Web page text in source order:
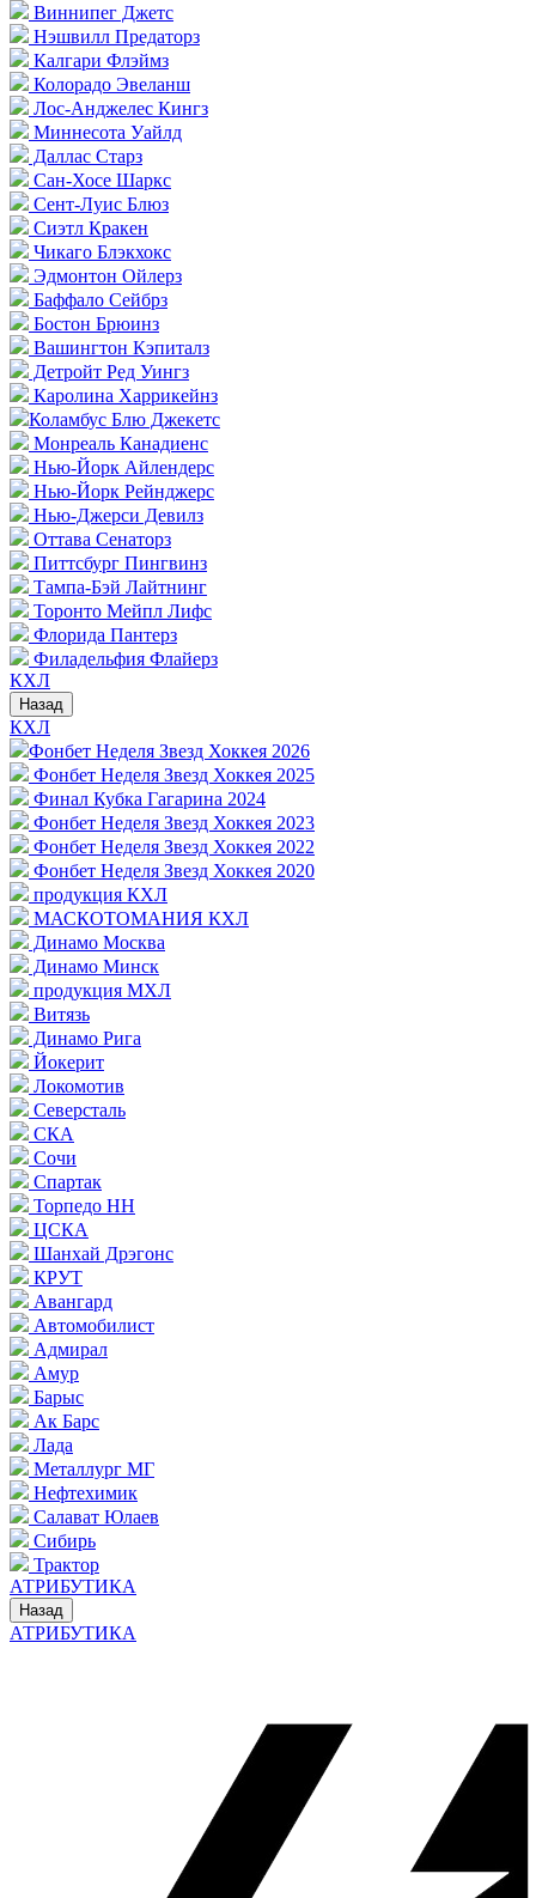
Виннипег Джетс
Нэшвилл Предаторз
Калгари Флэймз
Колорадо Эвеланш
Лос-Анджелес Кингз
Миннесота Уайлд
Даллас Старз
Сан-Хосе Шаркс
Сент-Луис Блюз
Сиэтл Кракен
Чикаго Блэкхокс
Эдмонтон Ойлерз
Баффало Сейбрз
Бостон Брюинз
Вашингтон Кэпиталз
Детройт Ред Уингз
Каролина Харрикейнз
Коламбус Блю Джекетс
Монреаль Канадиенс
Нью-Йорк Айлендерс
Нью-Йорк Рейнджерс
Нью-Джерси Девилз
Оттава Сенаторз
Питтсбург Пингвинз
Тампа-Бэй Лайтнинг
Торонто Мейпл Лифс
Флорида Пантерз
Филадельфия Флайерз
КХЛ
Назад
КХЛ
Фонбет Неделя Звезд Хоккея 2026
Фонбет Неделя Звезд Хоккея 2025
Финал Кубка Гагарина 2024
Фонбет Неделя Звезд Хоккея 2023
Фонбет Неделя Звезд Хоккея 2022
Фонбет Неделя Звезд Хоккея 2020
продукция КХЛ
МАСКОТОМАНИЯ КХЛ
Динамо Москва
Динамо Минск
продукция МХЛ
Витязь
Динамо Рига
Йокерит
Локомотив
Северсталь
СКА
Сочи
Спартак
Торпедо НН
ЦСКА
Шанхай Дрэгонс
КРУТ
Авангард
Автомобилист
Адмирал
Амур
Барыс
Ак Барс
Лада
Металлург МГ
Нефтехимик
Салават Юлаев
Сибирь
Трактор
АТРИБУТИКА
Назад
АТРИБУТИКА